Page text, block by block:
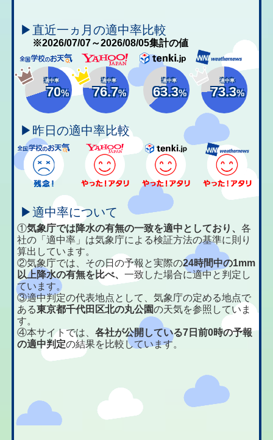
▶直近一ヵ月の適中率比較
※2026/07/07～2026/08/05集計の値
適中率
70%
適中率
76.7%
適中率
63.3%
適中率
73.3%
▶昨日の適中率比較
▶適中率について
①気象庁では降水の有無の一致を適中としており、各
社の「適中率」は気象庁による検証方法の基準に則り
算出しています。
②気象庁では、その日の予報と実際の24時間中の1mm
以上降水の有無を比べ、一致した場合に適中と判定し
ています。
③適中判定の代表地点として、気象庁の定める地点で
ある東京都千代田区北の丸公園の天気を参照していま
す。
④本サイトでは、各社が公開している7日前0時の予報
の適中判定の結果を比較しています。